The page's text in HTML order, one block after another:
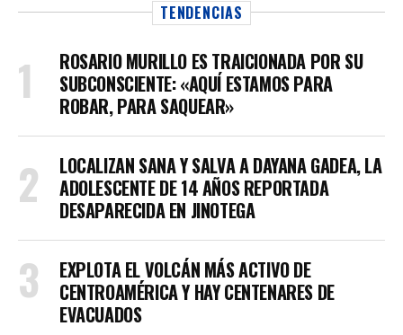
TENDENCIAS
ROSARIO MURILLO ES TRAICIONADA POR SU
SUBCONSCIENTE: «AQUÍ ESTAMOS PARA
ROBAR, PARA SAQUEAR»
LOCALIZAN SANA Y SALVA A DAYANA GADEA, LA
ADOLESCENTE DE 14 AÑOS REPORTADA
DESAPARECIDA EN JINOTEGA
EXPLOTA EL VOLCÁN MÁS ACTIVO DE
CENTROAMÉRICA Y HAY CENTENARES DE
EVACUADOS